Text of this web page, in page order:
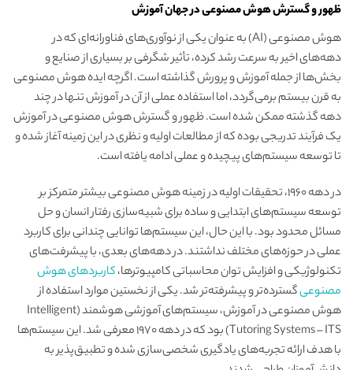
ظهور و گسترش هوش مصنوعی در جهان آموزش
هوش مصنوعی (AI) به عنوان یکی از نوآوری‌های فناورانه‌ای که در
دهه‌های اخیر به سرعت رشد کرده، تأثیر شگرفی بر بسیاری از صنایع و
بخش‌ها از جمله آموزش و پرورش گذاشته است. اگرچه ایده هوش مصنوعی
به قرن بیستم برمی‌گردد، اما استفاده عملی از آن در آموزش تنها در چند
دهه گذشته ممکن شده است. ظهور و گسترش هوش مصنوعی در آموزش
یک فرآیند تدریجی بوده که از مطالعات اولیه و نظری در این زمینه آغاز شده و
تا توسعه سیستم‌های پیچیده و عملی ادامه یافته است.
در دهه ۱۹۶۰، تحقیقات اولیه در زمینه هوش مصنوعی بیشتر متمرکز بر
توسعه سیستم‌های ابتدایی و ساده برای شبیه‌سازی رفتار انسان و حل
مسائل محدود بود. با این حال، این سیستم‌ها توانایی چندانی برای کاربرد
عملی در حوزه‌های مختلف نداشتند. در دهه‌های بعدی، با پیشرفت‌های
تکنولوژیکی و افزایش توان محاسباتی کامپیوترها،کاربردهای هوش
مصنوعیگسترده‌تر و پیشرفته‌تر شد. یکی از نخستین موارد استفاده از
هوش مصنوعی در آموزش، سیستم‌های آموزشی هوشمند (Intelligent
Tutoring Systems – ITS) بود که در دهه ۱۹۷۰ معرفی شد. این سیستم‌ها
با هدف ارائه تجربه‌های یادگیری شخصی‌سازی شده و تطبیق‌پذیر به